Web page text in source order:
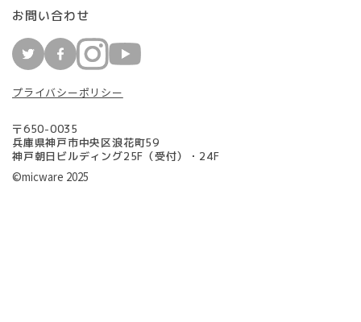
お問い合わせ
プライバシーポリシー
〒650-0035
兵庫県神戸市中央区浪花町59
神戸朝日ビルディング25F（受付）・24F
©micware 2025